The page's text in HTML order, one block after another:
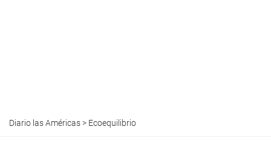
Diario las Américas> Ecoequilibrio